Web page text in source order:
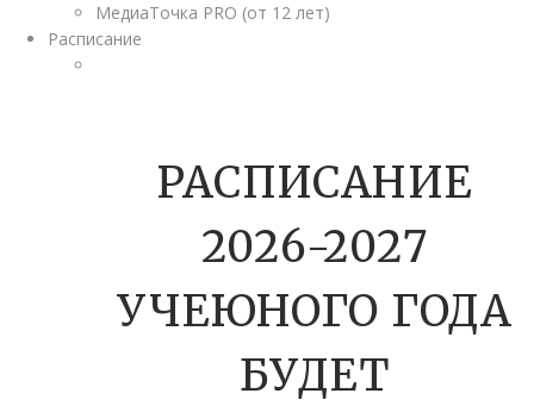
МедиаТочка PRO (от 12 лет)
Расписание
РАСПИСАНИЕ
2026-2027
УЧЕЮНОГО ГОДА
БУДЕТ